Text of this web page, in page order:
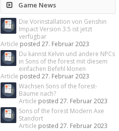
Game News
Die Vorinstallation von Genshin
Impact Version 3.5 ist jetzt
verfügbar
Article posted27. Februar 2023
Du kannst Kelvin und andere NPCs
in Sons of the forest mit diesem
einfachen Befehl klonen
Article posted27. Februar 2023
Wachsen Sons of the forest-
Bäume nach?
Article posted27. Februar 2023
Sons of the forest Modern Axe
Standort
Article posted27. Februar 2023